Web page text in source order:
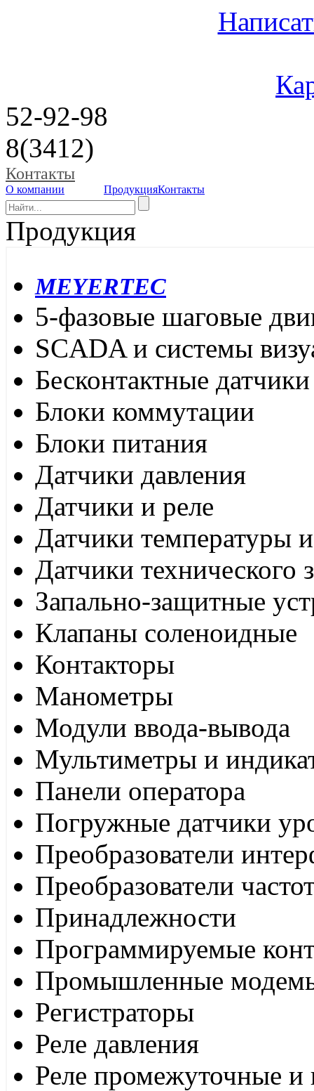
52-92-98
8(3412)
Контакты
О компании ПродукцияКонтакты
Продукция
MEYERTEC
5-фазовые шаговые
SCADA и системы
Бесконтактные датчики
Блоки коммутации
Блоки питания
Датчики давления
Датчики и реле
Датчики температуры
Датчики технического
Запально-защитные
Клапаны соленоидные
Контакторы
Манометры
Модули ввода-вывода
Мультиметры и
Панели оператора
Погружные датчики
Преобразователи
Преобразователи
Принадлежности
Программируемые
Промышленные
Регистраторы
Реле давления
Реле промежуточные и